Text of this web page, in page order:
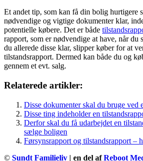
Et andet tip, som kan få din bolig hurtigere
nødvendige og vigtige dokumenter klar,
potentielle købere. Det er både
rapport, som er nødvendige at have, når
du allerede disse klar, slipper køber for at
tilstandsrapport. Dermed kan både du og
gennem et evt. salg.
Relaterede artikler:
Disse dokumenter skal du bruge ved
Disse ting indeholder en
Derfor skal du få udarbejdet en
sælge boligen
Førsynsrapport og tilstandsrapport –
© Sundt Familieliv | en del afReboot